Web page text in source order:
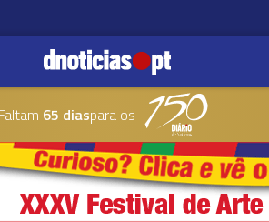
Faltam 65 diaspara os